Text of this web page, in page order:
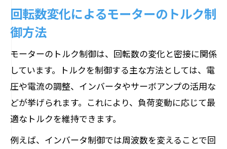
回転数変化によるモーターのトルク制
御方法
モーターのトルク制御は、回転数の変化と密接に関係
しています。トルクを制御する主な方法としては、電
圧や電流の調整、インバータやサーボアンプの活用な
どが挙げられます。これにより、負荷変動に応じて最
適なトルクを維持できます。
例えば、インバータ制御では周波数を変えることで回